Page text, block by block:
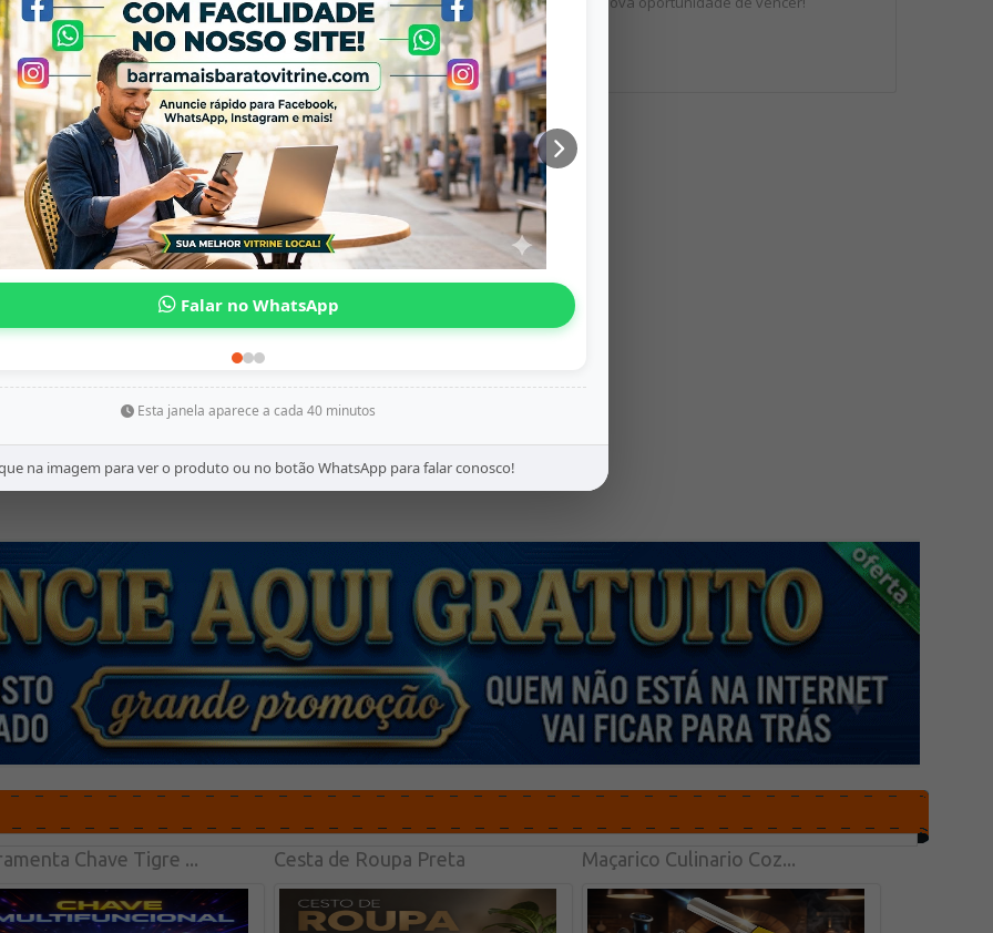
Esta janela aparece a cada 40 minutos
na imagem para ver o produto ou no botão WhatsApp para falar conosco!
? Disponível na Barra Mais Barato!
? Garanta já a sua e leve mais motivação para a sua rotina!
Chave Tigre ... Cesta de Roupa Preta Maçarico Culinario Coz...